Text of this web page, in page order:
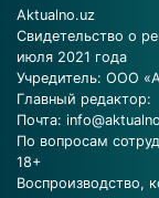
Aktualno.uz
Свидетельство о
июля 2021 года
Учредитель: ООО
Главный редактор:
Почта:
По вопросам
18+
Воспроизводство,